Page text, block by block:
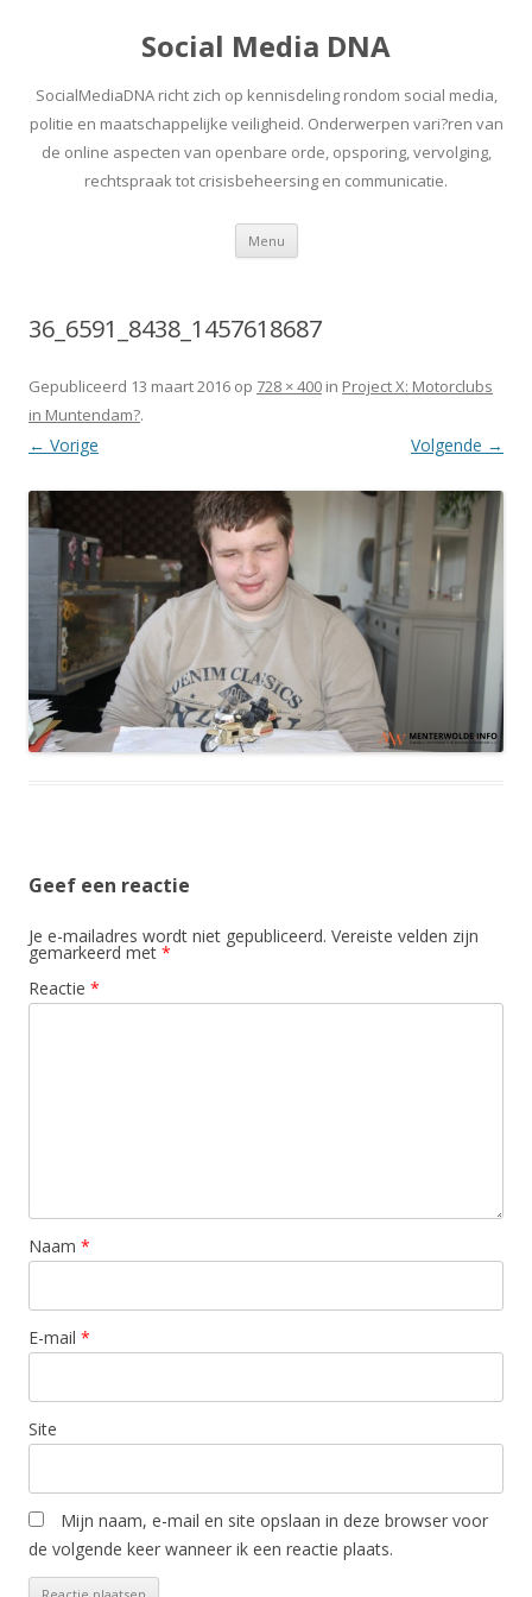
Social Media DNA
SocialMediaDNA richt zich op kennisdeling rondom social media,
politie en maatschappelijke veiligheid. Onderwerpen vari?ren van
de online aspecten van openbare orde, opsporing, vervolging,
rechtspraak tot crisisbeheersing en communicatie.
Menu Spring
inhoud
36_6591_8438_1457618687
Gepubliceerd 13 maart 2016 op 728 × 400 in Project X: Motorclubs
in Muntendam?.
← Vorige Volgende →
Geef een reactie
Je e-mailadres wordt niet gepubliceerd. Vereiste velden zijn
gemarkeerd met *
Reactie *
Naam *
E-mail *
Site
Mijn naam, e-mail en site opslaan in deze browser voor
de volgende keer wanneer ik een reactie plaats.